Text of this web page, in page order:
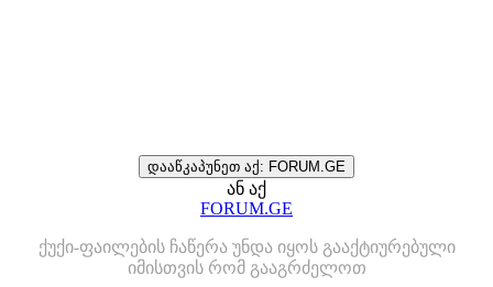
დააწკაპუნეთ აქ: FORUM.GE
ან აქ
FORUM.GE
ქუქი-ფაილების ჩაწერა უნდა იყოს გააქტიურებული
იმისთვის რომ გააგრძელოთ